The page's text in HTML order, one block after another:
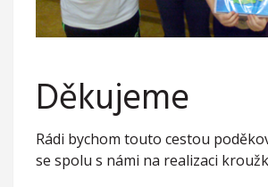
Děkujeme
Rádi bychom touto cestou
se spolu s námi na realizaci